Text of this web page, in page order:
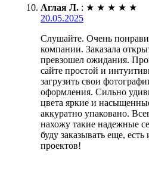
Аглая Л. : ★ ★ ★ ★ ★
20.05.2025
Слушайте. Очень
компании. Заказала
превзошел ожидания.
сайте простой и
загрузить свои
оформления. Сильно
цвета яркие и
аккуратно упаковано.
нахожу такие надежные
буду заказывать еще,
проектов!